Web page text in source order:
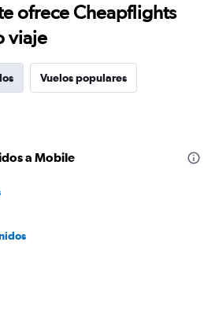
ofrece Cheapflights
viaje
Vuelos populares
a Mobile